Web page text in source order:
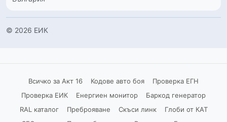
© 2026 ЕИК
Всичко за Акт 16 Кодове авто боя
Проверка ЕГН
Проверка ЕИК
Енергиен монитор
Баркод генератор
RAL каталог
Преброяване Скъси линк
Глоби от КАТ